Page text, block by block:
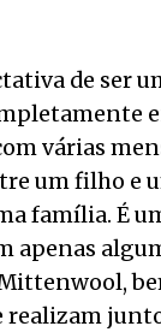
de ser
várias
um filho e
família. É
realizam